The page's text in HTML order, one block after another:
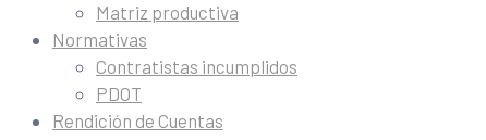
Matriz productiva
Normativas
Contratistas incumplidos
PDOT
Rendición de Cuentas